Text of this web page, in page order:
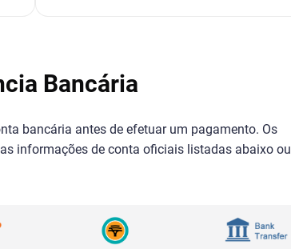
Bancária
bancária antes de efetuar um pagamento. Os
informações de conta oficiais listadas abaixo ou